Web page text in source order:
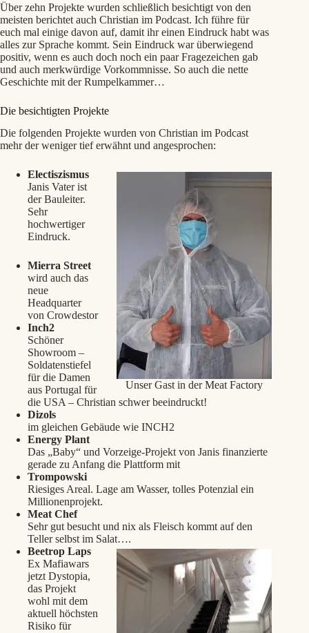
Über zehn Projekte wurden schließlich besichtigt von den
meisten berichtet auch Christian im Podcast. Ich führe für
euch mal einige davon auf, damit ihr einen Eindruck habt was
alles zur Sprache kommt. Sein Eindruck war überwiegend
positiv, wenn es auch doch noch ein paar Fragezeichen gab
und auch merkwürdige Vorkommnisse. So auch die nette
Geschichte mit der Rumpelkammer…
Die besichtigten Projekte
Die folgenden Projekte wurden von Christian im Podcast
mehr der weniger tief erwähnt und angesprochen:
Unser Gast in der Meat Factory
Electiszismus
Janis Vater ist
der Bauleiter.
Sehr
hochwertiger
Eindruck.
Mierra Street
wird auch das
neue
Headquarter
von Crowdestor
Inch2
Schöner
Showroom –
Soldatenstiefel
für die Damen
aus Portugal für
die USA – Christian schwer beeindruckt!
Dizols
im gleichen Gebäude wie INCH2
Energy Plant
Das „Baby“ und Vorzeige-Projekt von Janis finanzierte
gerade zu Anfang die Plattform mit
Trompowski
Riesiges Areal. Lage am Wasser, tolles Potenzial ein
Millionenprojekt.
Meat Chef
Sehr gut besucht und nix als Fleisch kommt auf den
Teller selbst im Salat….
Beetrop Laps
Ex Mafiawars
jetzt Dystopia,
das Projekt
wohl mit dem
aktuell höchsten
Risiko für